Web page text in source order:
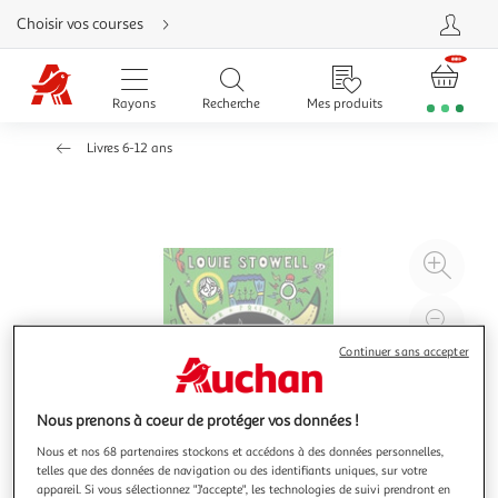
Aller
directement
au
contenu
Aller
directement
Aller
Choisir vos courses
Rayons Recherche Mes produits
Livres 6-12 ans
à
Nous prenons à coeur de protéger vos données !
Nous et nos 68 partenaires stockons et accédons à des données personnelles,
telles que des données de navigation ou des identifiants uniques, sur votre
appareil. Si vous sélectionnez "J'accepte", les technologies de suivi prendront en
Continuer sans accepter